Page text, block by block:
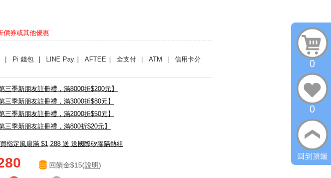
價券或其他優惠
| Pi 錢包 | LINE Pay | AFTEE | 全支付 | ATM
| 信用卡分
三季新朋友註冊禮，滿8000折$200元】
三季新朋友註冊禮，滿3000折$80元】
三季新朋友註冊禮，滿2000折$50元】
三季新朋友註冊禮，滿800折$20元】
買指定風扇滿 $1,288 送 送國際矽膠隔熱組
回饋金$15(說明)
0
0